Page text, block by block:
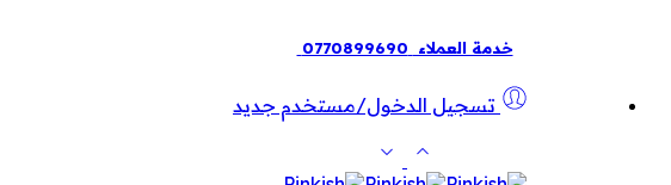
خدمة العملاء 0770899690
تسجيل الدخول/مستخدم جديد